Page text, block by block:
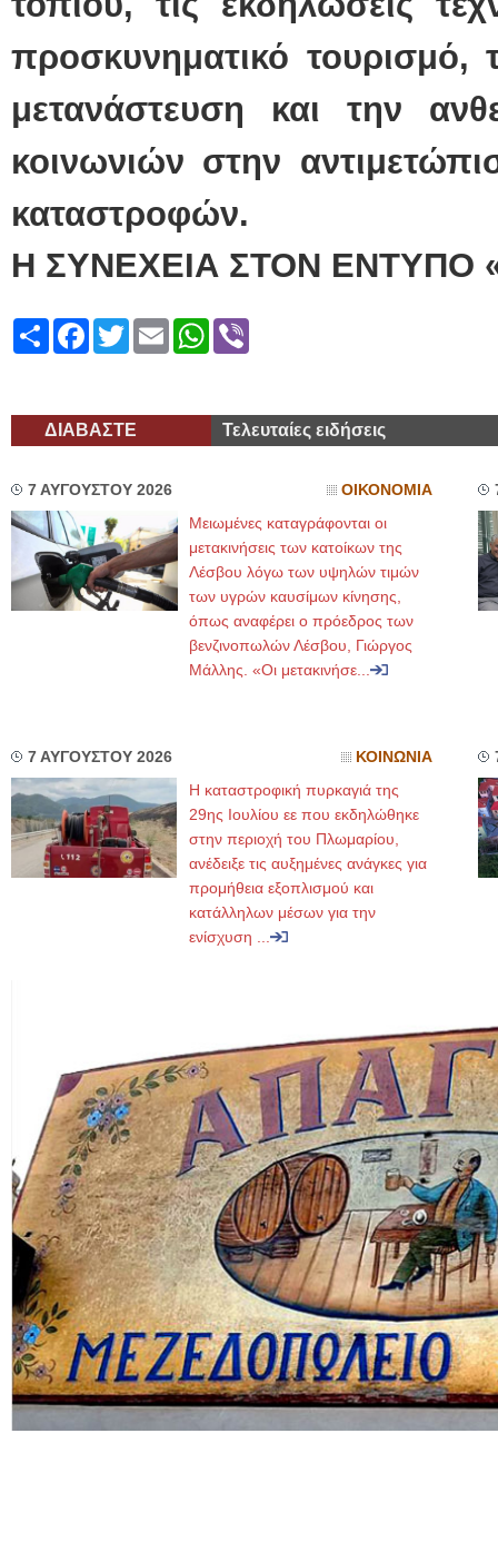
προσκυνηματικό τουρισμό,
μετανάστευση και την
κοινωνιών στην
καταστροφών.
Η ΣΥΝΕΧΕΙΑ ΣΤΟΝ ΕΝΤΥΠΟ
ShareFacebook
TwitterEmailWhatsApp
ΔΙΑΒΑΣΤΕ Τελευταίες ειδήσεις
7 ΑΥΓΟΥΣΤΟΥ 2026 ΟΙΚΟΝΟΜΙΑ
Μειωμένες καταγράφονται οι
μετακινήσεις των κατοίκων της
Λέσβου λόγω των υψηλών τιμών
των υγρών καυσίμων κίνησης,
όπως αναφέρει ο πρόεδρος των
βενζινοπωλών Λέσβου, Γιώργος
Μάλλης. «Οι μετακινήσε...
7 ΑΥΓΟΥΣΤΟΥ 2026 ΚΟΙΝΩΝΙΑ
Η καταστροφική πυρκαγιά της
29ης Ιουλίου εε που εκδηλώθηκε
στην περιοχή του Πλωμαρίου,
ανέδειξε τις αυξημένες ανάγκες για
προμήθεια εξοπλισμού και
κατάλληλων μέσων για την
ενίσχυση ...